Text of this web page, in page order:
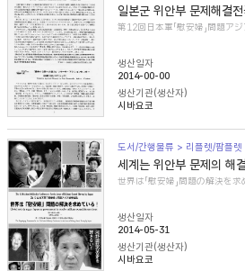
일본군 위안부 문제해결
생산일자
2014-00-00
생산기관(생산자)
시바요코
도서/간행물류 > 리플렛/팜플렛
세계는 위안부 문제의 해
世界は「慰安婦」問題の解決を求
생산일자
2014-05-31
생산기관(생산자)
시바요코